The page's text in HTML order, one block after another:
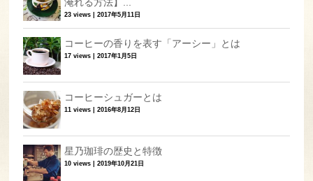
23 views |2017年5月11日
コーヒーの香りを表す「アーシー」とは
17 views |2017年1月5日
コーヒーシュガーとは
11 views |2016年8月12日
星乃珈琲の歴史と特徴
10 views |2019年10月21日